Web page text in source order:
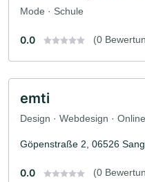
Mode · Schule
0.0 (0
emti
Design · Webdesign ·
Göpenstraße 2, 06526
0.0 (0